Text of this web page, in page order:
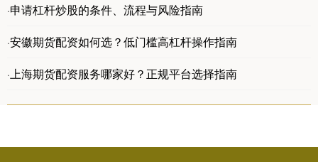
·申请杠杆炒股的条件、流程与风险指南
·安徽期货配资如何选？低门槛高杠杆操作指南
·上海期货配资服务哪家好？正规平台选择指南